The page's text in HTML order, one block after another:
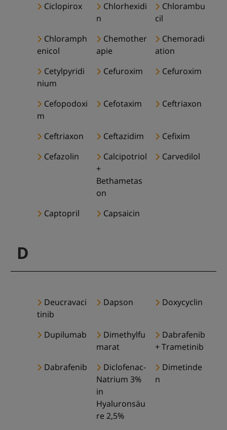
Ciclopirox
Chlorhexidi
n
Chlorambu
cil
Chloramph
enicol
Chemother
apie
Chemoradi
ation
Cetylpyridi
nium
Cefuroxim Cefuroxim
Cefopodoxi
m
Cefotaxim Ceftriaxon
Ceftriaxon Ceftazidim
Cefixim
Cefazolin
Calcipotriol
+
Bethametas
on
Carvedilol
Captopril Capsaicin
D
Deucravaci
tinib
Dapson Doxycyclin
Dupilumab
Dimethylfu
marat
Dabrafenib
+ Trametinib
Dabrafenib
Diclofenac-
Natrium 3%
in
Hyaluronsäu
re 2,5%
Dimetinde
n